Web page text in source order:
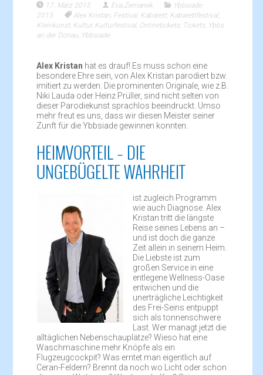
17. März 2015 Eva Zemanek
Ybbsiade
2015
Alex Kristan, Festival, Kabarett, Kabarettfestival,
Kleinkunst, Kultur, Kulturfestival, Onlinetickets, Tickets, Ybbs
an der Donau, Ybbsiade
Alex Kristan hat es drauf! Es muss schon eine
besondere Ehre sein, von Alex Kristan parodiert bzw.
imitiert zu werden. Die prominenten Originale, wie z.B.
Niki Lauda oder Heinz Prüller, sind nicht selten von
dieser Parodiekunst sprachlos beeindruckt. Umso
mehr freut es uns, dass wir diesen Meister seiner
Zunft für die Ybbsiade gewinnen konnten.
HEIMVORTEIL – DIE
UNGEBÜGELTE WAHRHEIT
ist zugleich Programm
wie auch Diagnose. Alex
Kristan tritt die längste
Reise seines Lebens an –
und ist doch die ganze
Zeit allein in seinem Heim.
Die Liebste ist zum
großen Service in eine
entlegene Wellness-Oase
entwichen und die
unerträgliche Leichtigkeit
des Frei-Seins entpuppt
sich als tonnenschwere
Last. Wer managt jetzt die
alltäglichen Nebenschauplätze? Wieso hat eine
Waschmaschine mehr Knöpfe als ein
Flugzeugcockpit? Was erntet man eigentlich auf
Ceran-Feldern? Brennt da noch wo Licht oder schon